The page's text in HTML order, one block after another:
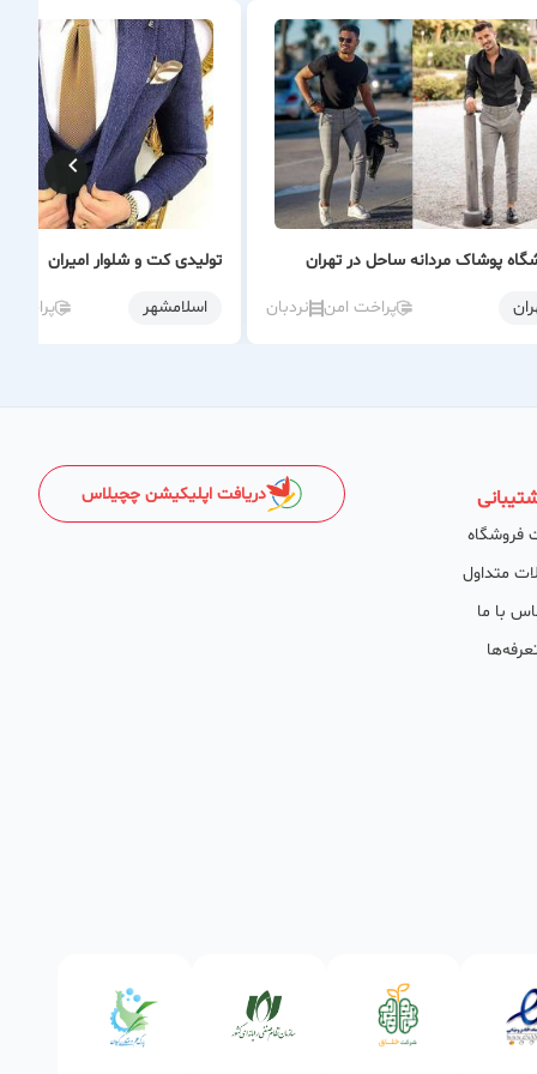
پوشاک مردانه ساحل در تهران
پراخت امن نردبان
تولیدی کت و شلوار امیران
اسلامشهر پراخت
فروشگاه
متداول
با ما
دریافت اپلیکیشن چچیلاس